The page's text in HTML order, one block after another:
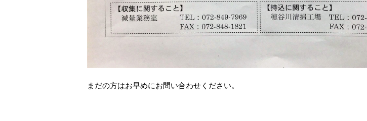
まだの方はお早めにお問い合わせください。